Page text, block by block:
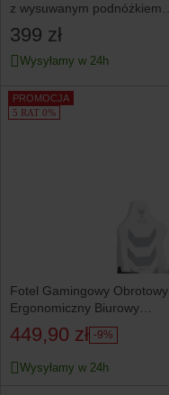
z wysuwanym podnóżkiem
czarny
399 zł
Wysyłamy w 24h
PROMOCJA
5 RAT 0%
Fotel Gamingowy Obrotowy
Ergonomiczny Biurowy
Krzesło Dragon APEX Biały
449,90 zł -9%
Wysyłamy w 24h